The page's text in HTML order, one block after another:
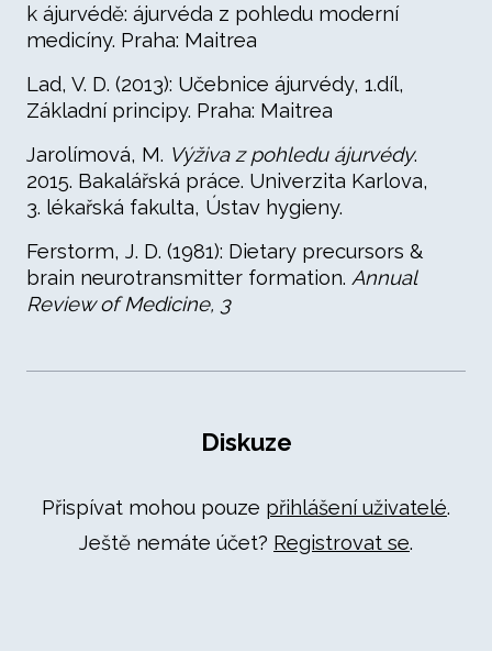
k ájurvédě: ájurvéda z pohledu moderní
medicíny. Praha: Maitrea
Lad, V. D. (2013): Učebnice ájurvédy, 1.díl,
Základní principy. Praha: Maitrea
Jarolímová, M. Výživa z pohledu ájurvédy.
2015. Bakalářská práce. Univerzita Karlova,
3. lékařská fakulta, Ústav hygieny.
Ferstorm, J. D. (1981): Dietary precursors &
brain neurotransmitter formation. Annual
Review of Medicine, 3
Diskuze
Přispívat mohou pouze přihlášení uživatelé.
Ještě nemáte účet? Registrovat se.